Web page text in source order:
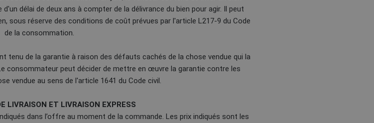
délai de deux ans à compter de la délivrance du bien pour agir. Il peut
sous réserve des conditions de coût prévues par l'article L217-9 du Code
de la consommation.
tenu de la garantie à raison des défauts cachés de la chose vendue qui la
consommateur peut décider de mettre en œuvre la garantie contre les
vendue au sens de l'article 1641 du Code civil.
LIVRAISON ET LIVRAISON EXPRESS
dans l’offre au moment de la commande. Les prix indiqués sont les